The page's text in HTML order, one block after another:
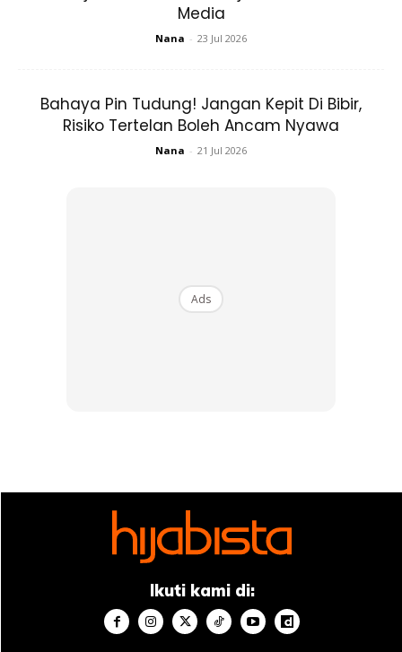
selepas bawang dimasak. Selepas 10 minit memasak,
bawang sebaliknya berubah sifat dan ia merangsang aktiviti
platelet (jadikan darah mudah bergumpal).
6. Bawang kuning tinggi mineral seperti fosforus,
potassium, magnesium dan zat besi. Manakala, bawang
merah pula tinggi antioksidan dan vitamin C.
Media
Nana - 23 Jul 2026
Bahaya Pin Tudung! Jangan Kepit Di Bibir,
Risiko Tertelan Boleh Ancam Nyawa
Nana - 21 Jul 2026
Ads
Ikuti kami di: